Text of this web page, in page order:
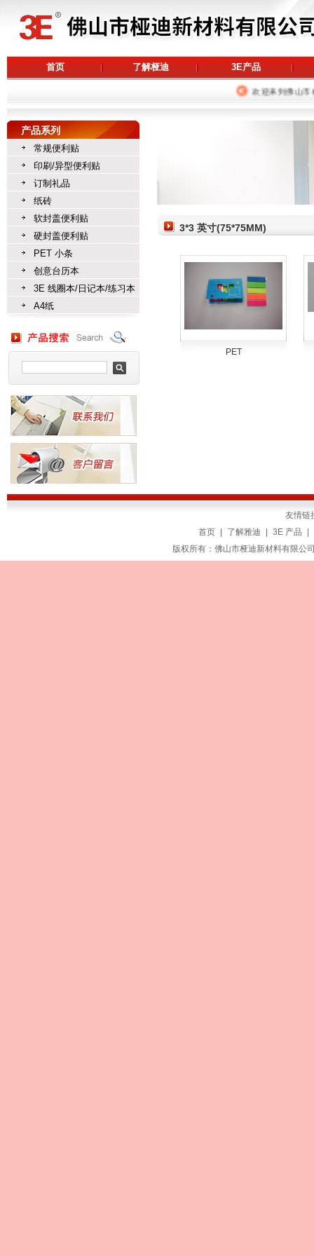
首页 了解桠迪 3E产品
欢迎来到佛山市桠
产品系列
常规便利贴
印刷/异型便利贴
订制礼品
纸砖
软封盖便利贴
硬封盖便利贴
PET 小条
创意台历本
3E 线圈本/日记本/练习本
A4纸
3*3 英寸(75*75MM)
PET
友情链
首页
了解雅迪 3E 产品
版权所有：佛山市桠迪新材料有限